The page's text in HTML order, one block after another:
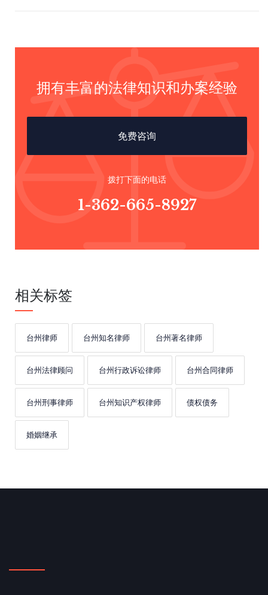
拥有丰富的法律知识和办案经验
免费咨询
拨打下面的电话
1-362-665-8927
相关标签
台州律师 台州知名律师 台州著名律师
台州法律顾问 台州行政诉讼律师 台州合同律师
台州刑事律师 台州知识产权律师 债权债务
婚姻继承